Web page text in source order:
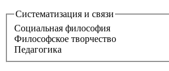
Систематизация и связи
Социальная философия
Философское творчество
Педагогика